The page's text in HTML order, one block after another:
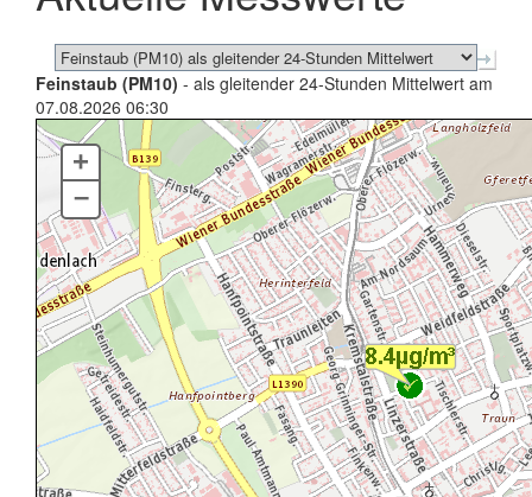
Feinstaub (PM10) - als gleitender 24-Stunden Mittelwert am
07.08.2026 06:30
+
–